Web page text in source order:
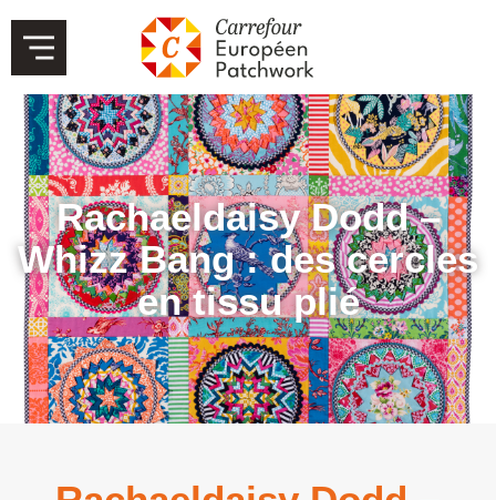
Rachaeldaisy Dodd –
Whizz Bang : des cercles
en tissu plié